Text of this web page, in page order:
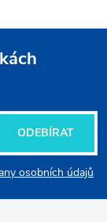
osobních údajů
ODEBÍRAT